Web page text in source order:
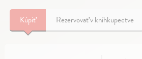
Kúpiť Rezervovať v kníhkupectve